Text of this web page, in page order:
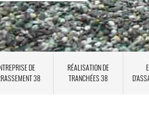
DE
38
RÉALISATION DE
TRANCHÉES 38